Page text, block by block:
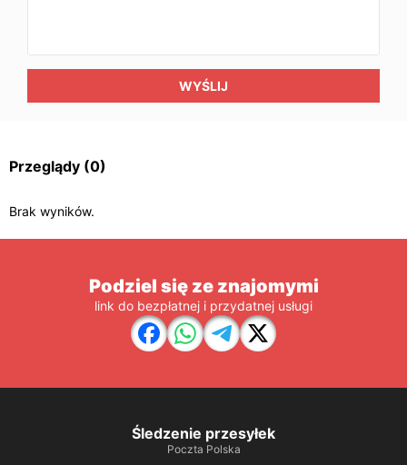
WYŚLIJ
Przeglądy (0)
Brak wyników.
Podziel się ze znajomymi
link do bezpłatnej i przydatnej usługi
Śledzenie przesyłek
Poczta Polska